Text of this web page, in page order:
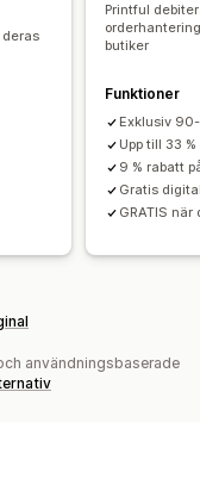
Printful
butiker
Funktioner
Exklusiv
Upp till 33
9 % rabatt
Gratis
GRATIS
användningsbaserade